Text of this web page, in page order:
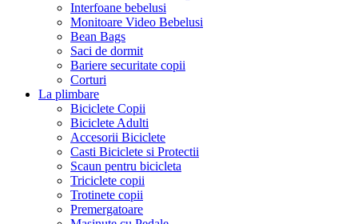
Interfoane bebelusi
Monitoare Video Bebelusi
Bean Bags
Saci de dormit
Bariere securitate copii
Corturi
La plimbare
Biciclete Copii
Biciclete Adulti
Accesorii Biciclete
Casti Biciclete si Protectii
Scaun pentru bicicleta
Triciclete copii
Trotinete copii
Premergatoare